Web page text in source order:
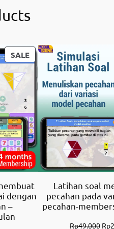
SALEPRODUCT
ON
SALE
dengan
–
Latihan soal
pecahan pada
pecahan-
Rp49.000 Rp